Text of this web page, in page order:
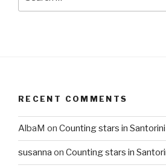
RECENT COMMENTS
AlbaM on Counting stars in
susanna on Counting stars in